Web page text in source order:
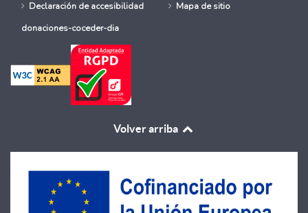
Declaración de accesibilidad
Mapa de sitio
donaciones-coceder-dia
Volver arriba